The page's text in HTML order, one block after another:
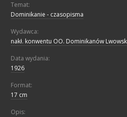
Temat:
Dominikanie - czasopisma
Wydawca:
nakł. konwentu OO. Dominikanów
Data wydania:
1926
Format:
17 cm
Opis: